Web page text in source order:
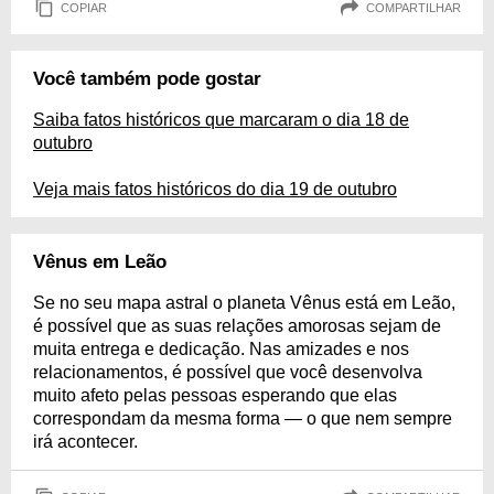
COPIAR COMPARTILHAR
Você também pode gostar
Saiba fatos históricos que marcaram o dia 18 de
outubro
Veja mais fatos históricos do dia 19 de outubro
Vênus em Leão
Se no seu mapa astral o planeta Vênus está em Leão,
é possível que as suas relações amorosas sejam de
muita entrega e dedicação. Nas amizades e nos
relacionamentos, é possível que você desenvolva
muito afeto pelas pessoas esperando que elas
correspondam da mesma forma — o que nem sempre
irá acontecer.